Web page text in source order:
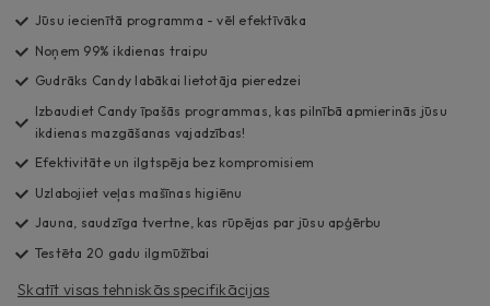
Jūsu iecienītā programma - vēl efektīvāka
Noņem 99% ikdienas traipu
Gudrāks Candy labākai lietotāja pieredzei
Izbaudiet Candy īpašās programmas, kas pilnībā apmierinās jūsu
ikdienas mazgāšanas vajadzības!
Efektivitāte un ilgtspēja bez kompromisiem
Uzlabojiet veļas mašīnas higiēnu
Jauna, saudzīga tvertne, kas rūpējas par jūsu apģērbu
Testēta 20 gadu ilgmūžībai
Skatīt visas tehniskās specifikācijas